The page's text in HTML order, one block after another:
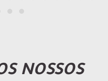
NOSSOS